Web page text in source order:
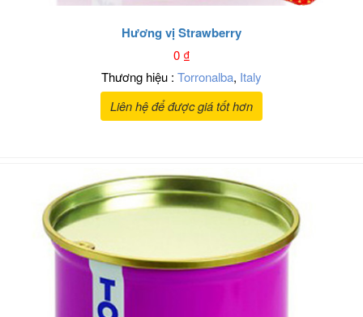
Hương vị Strawberry
0₫
Thương hiệu : Torronalba, Italy
Liên hệ để được giá tốt hơn